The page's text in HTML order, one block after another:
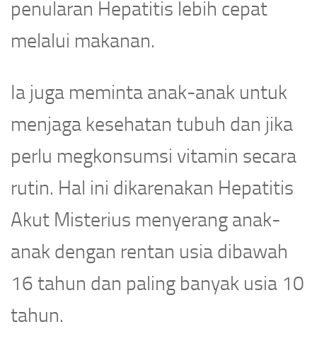
penularan Hepatitis lebih cepat
melalui makanan.
Ia juga meminta anak-anak untuk
menjaga kesehatan tubuh dan jika
perlu megkonsumsi vitamin secara
rutin. Hal ini dikarenakan Hepatitis
Akut Misterius menyerang anak-
anak dengan rentan usia dibawah
16 tahun dan paling banyak usia 10
tahun.